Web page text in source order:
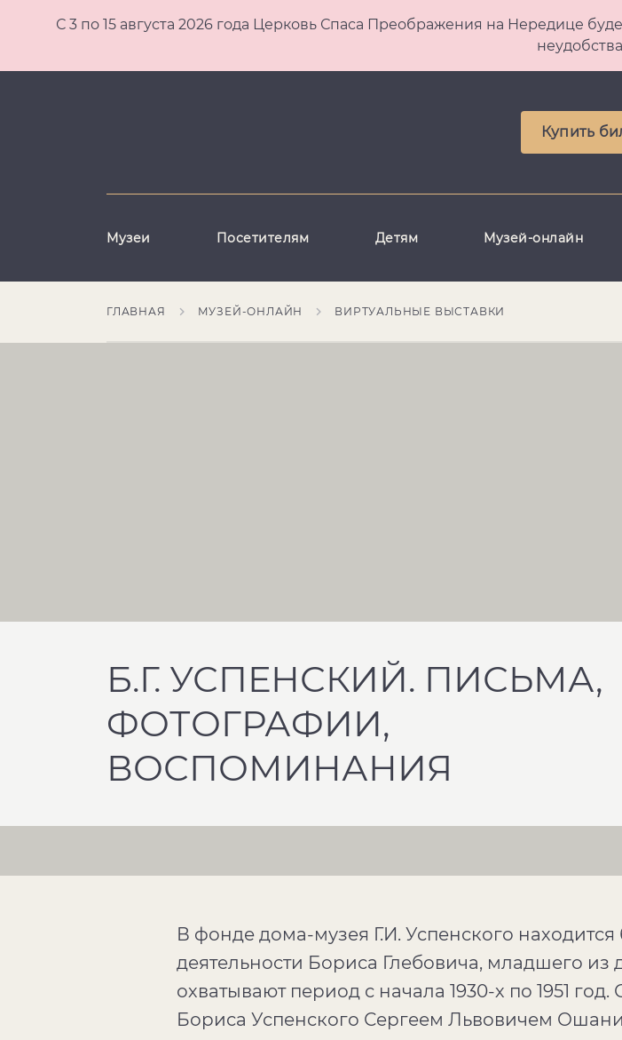
С 3 по 15 августа 2026 года Церковь Спаса Преображения на Нередице
Купить
Музеи Посетителям Детям Музей-онлайн
ГЛАВНАЯ МУЗЕЙ-ОНЛАЙН ВИРТУАЛЬНЫЕ ВЫСТАВКИ
Б.Г. УСПЕНСКИЙ. ПИСЬМА,
ФОТОГРАФИИ,
ВОСПОМИНАНИЯ
В фонде дома-музея Г.И. Успенского
деятельности Бориса Глебовича, младшего из
охватывают период с начала 1930-х по 1951
Бориса Успенского Сергеем Львовичем